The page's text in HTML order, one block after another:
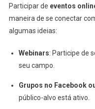
Participar de eventos
maneira de se conectar
algumas ideias:
Webinars: Participe de
seu campo.
Grupos no Facebook
público-alvo está ativo.